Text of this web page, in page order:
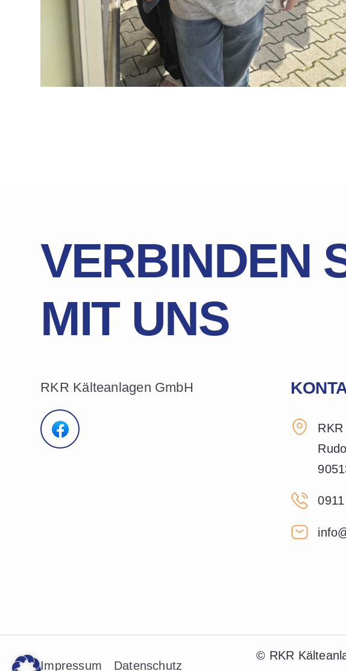
VERBINDEN
MIT UNS
RKR Kälteanlagen GmbH
Impressum Datenschutz
© RKR